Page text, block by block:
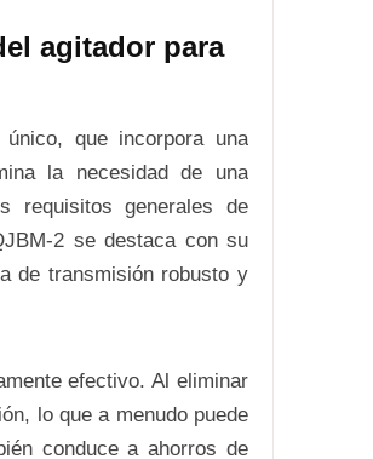
agitador para
que incorpora una
la necesidad de una
requisitos generales de
2 se destaca con su
de transmisión robusto y
efectivo. Al eliminar
lo que a menudo puede
conduce a ahorros de